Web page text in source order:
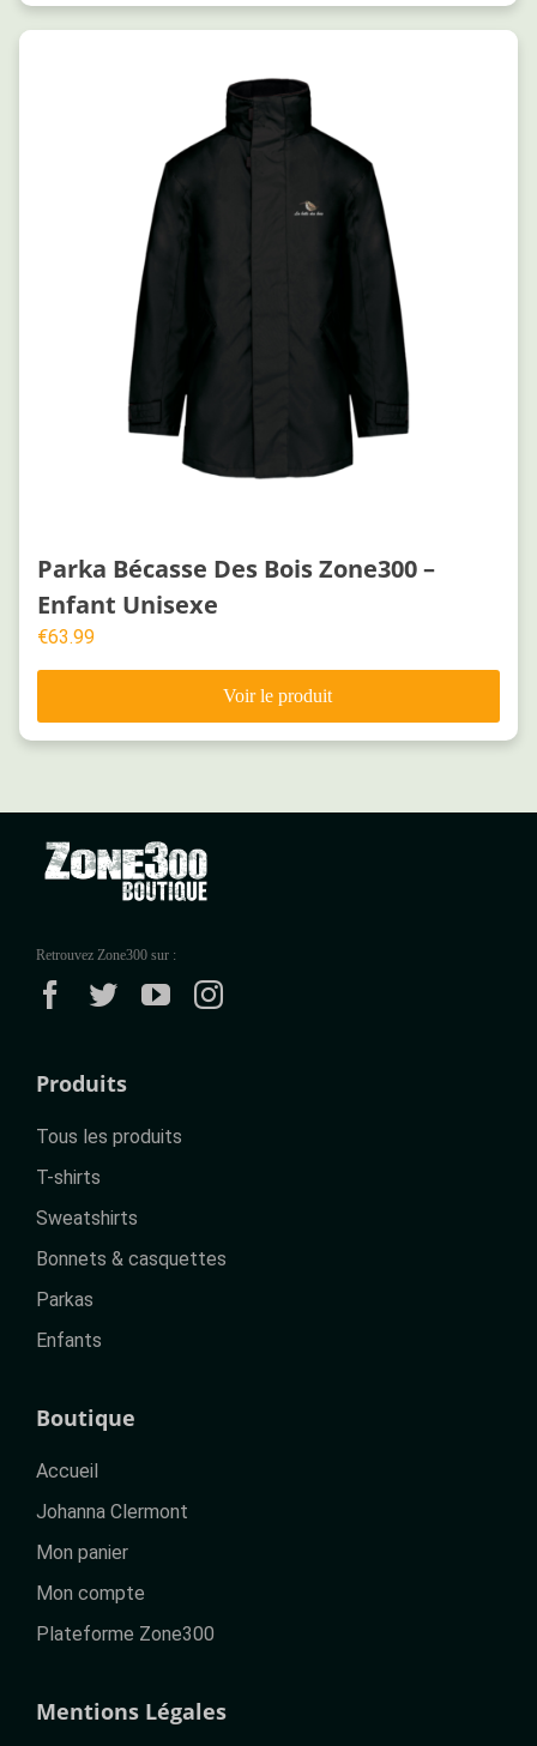
Parka Bécasse Des Bois Zone300 –
Enfant Unisexe
€63.99
Retrouvez Zone300 sur :
Produits
Tous les produits
T-shirts
Sweatshirts
Bonnets & casquettes
Parkas
Enfants
Boutique
Accueil
Johanna Clermont
Mon panier
Mon compte
Plateforme Zone300
Mentions Légales